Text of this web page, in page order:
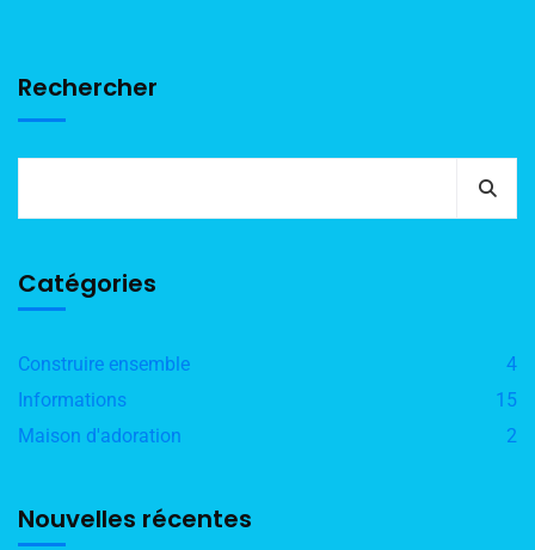
Rechercher
Catégories
Construire ensemble
4
Informations
15
Maison d'adoration
2
Nouvelles récentes